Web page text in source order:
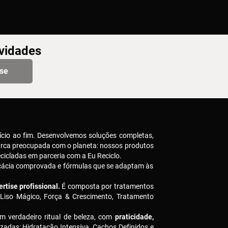
ao fim. Desenvolvemos soluções completas,
preocupada com o planeta: nossos produtos
em parceria com a Eu Reciclo.
comprovada e fórmulas que se adaptam às
profissional. É composta por tratamentos
Mágico, Força & Crescimento, Tratamento
verdadeiro ritual de beleza, com praticidade,